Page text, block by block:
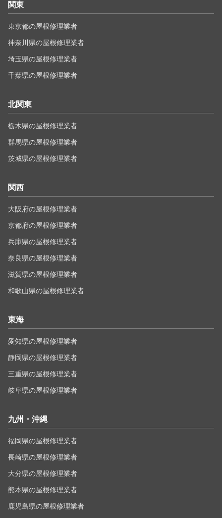
関東
東京都の屋根修理業者
神奈川県の屋根修理業者
埼玉県の屋根修理業者
千葉県の屋根修理業者
北関東
栃木県の屋根修理業者
群馬県の屋根修理業者
茨城県の屋根修理業者
関西
大阪府の屋根修理業者
京都府の屋根修理業者
兵庫県の屋根修理業者
奈良県の屋根修理業者
滋賀県の屋根修理業者
和歌山県の屋根修理業者
東海
愛知県の屋根修理業者
静岡県の屋根修理業者
三重県の屋根修理業者
岐阜県の屋根修理業者
九州・沖縄
福岡県の屋根修理業者
長崎県の屋根修理業者
大分県の屋根修理業者
熊本県の屋根修理業者
鹿児島県の屋根修理業者